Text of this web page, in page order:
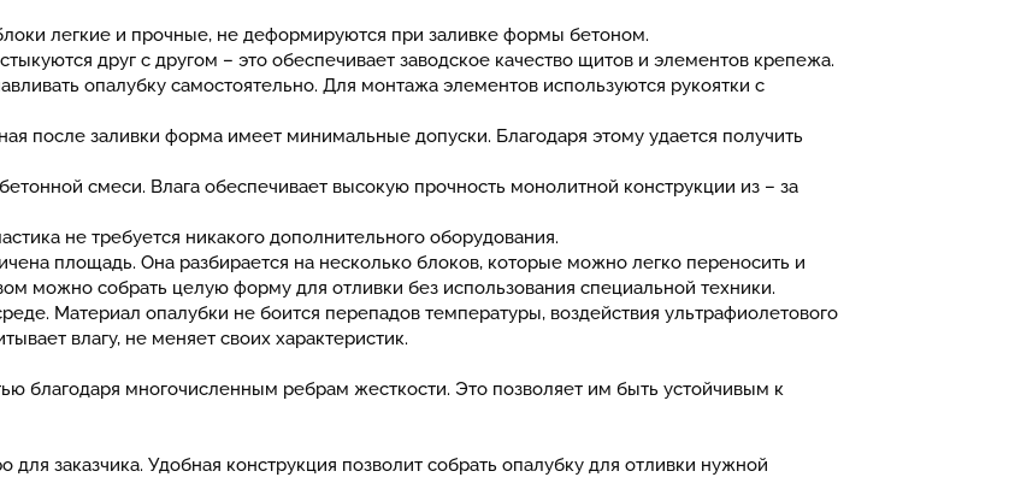
легкие и прочные, не деформируются при заливке формы бетоном.
друг с другом – это обеспечивает заводское качество щитов и элементов крепежа.
опалубку самостоятельно. Для монтажа элементов используются рукоятки с
после заливки форма имеет минимальные допуски. Благодаря этому удается получить
смеси. Влага обеспечивает высокую прочность монолитной конструкции из – за
не требуется никакого дополнительного оборудования.
площадь. Она разбирается на несколько блоков, которые можно легко переносить и
можно собрать целую форму для отливки без использования специальной техники.
Материал опалубки не боится перепадов температуры, воздействия ультрафиолетового
влагу, не меняет своих характеристик.
благодаря многочисленным ребрам жесткости. Это позволяет им быть устойчивым к
заказчика. Удобная конструкция позволит собрать опалубку для отливки нужной